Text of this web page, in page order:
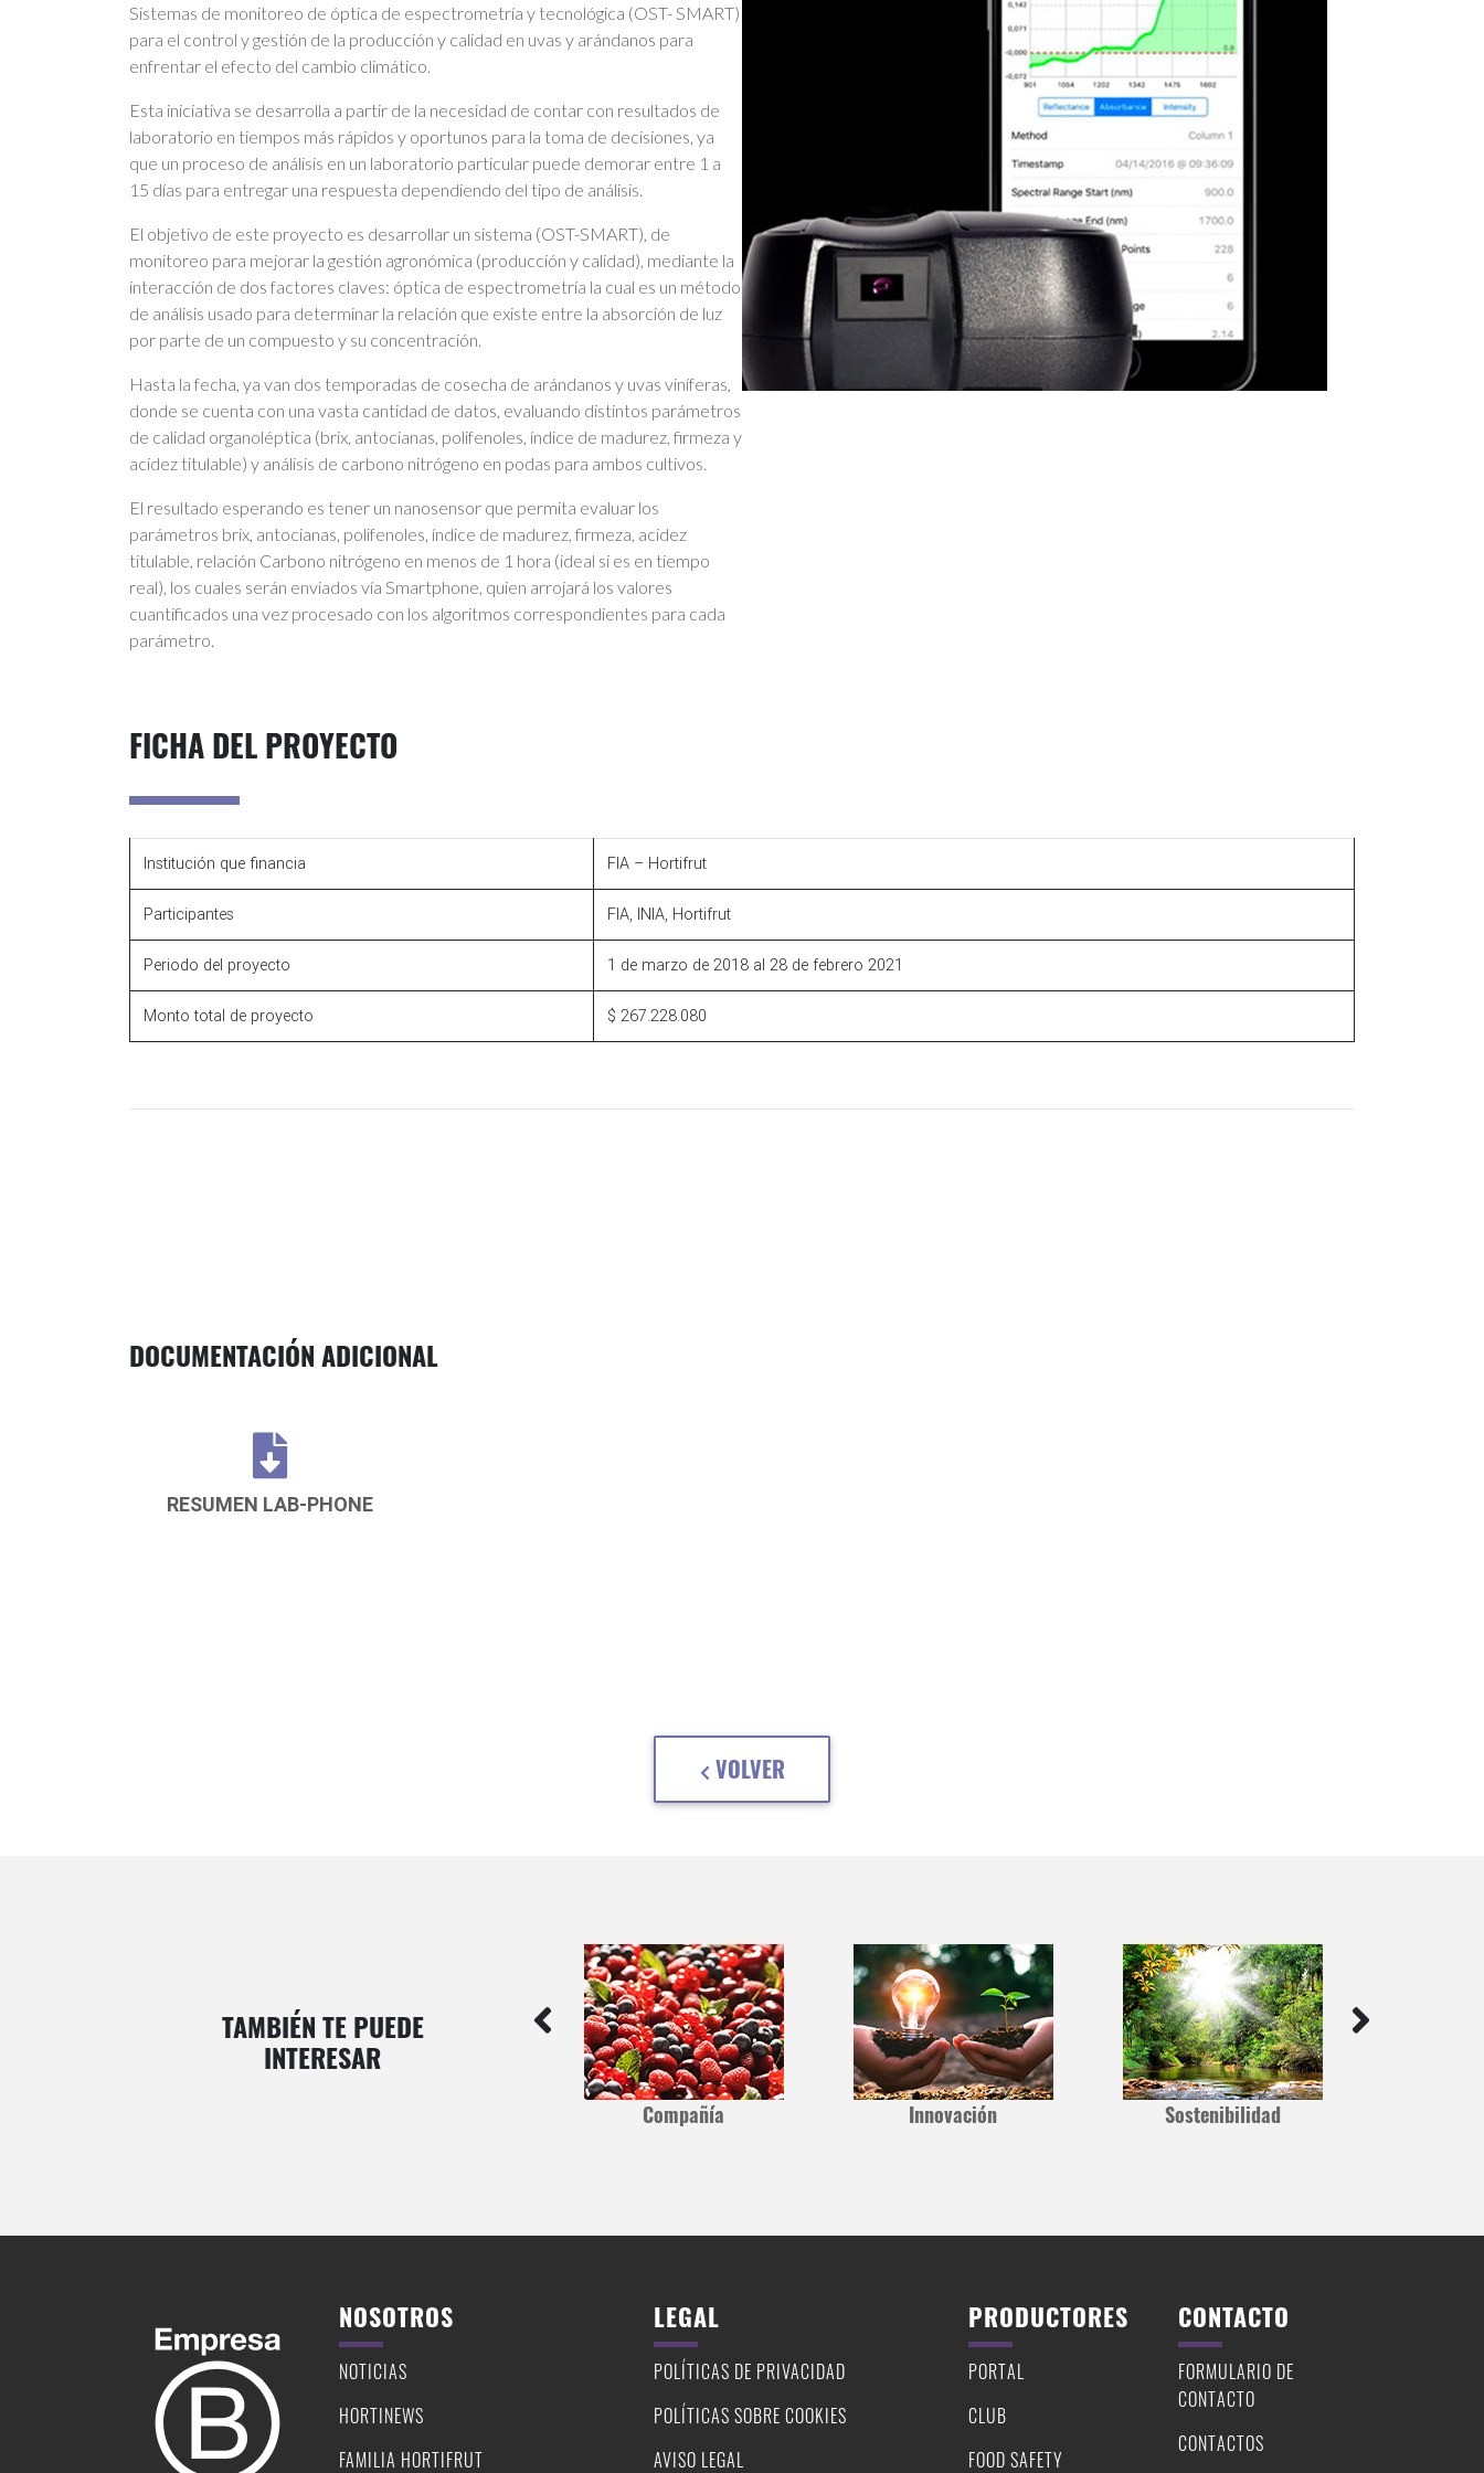
Sistemas de monitoreo de óptica de espectrometría y tecnológica (OST- SMART)
para el control y gestión de la producción y calidad en uvas y arándanos para
enfrentar el efecto del cambio climático.
Esta iniciativa se desarrolla a partir de la necesidad de contar con resultados de
laboratorio en tiempos más rápidos y oportunos para la toma de decisiones, ya
que un proceso de análisis en un laboratorio particular puede demorar entre 1 a
15 días para entregar una respuesta dependiendo del tipo de análisis.
El objetivo de este proyecto es desarrollar un sistema (OST-SMART), de
monitoreo para mejorar la gestión agronómica (producción y calidad), mediante la
interacción de dos factores claves: óptica de espectrometría la cual es un método
de análisis usado para determinar la relación que existe entre la absorción de luz
por parte de un compuesto y su concentración.
Hasta la fecha, ya van dos temporadas de cosecha de arándanos y uvas viníferas,
donde se cuenta con una vasta cantidad de datos, evaluando distintos parámetros
de calidad organoléptica (brix, antocianas, polifenoles, índice de madurez, firmeza y
acidez titulable) y análisis de carbono nitrógeno en podas para ambos cultivos.
El resultado esperando es tener un nanosensor que permita evaluar los
parámetros brix, antocianas, polifenoles, índice de madurez, firmeza, acidez
titulable, relación Carbono nitrógeno en menos de 1 hora (ideal si es en tiempo
real), los cuales serán enviados vía Smartphone, quien arrojará los valores
cuantificados una vez procesado con los algoritmos correspondientes para cada
parámetro.
FICHA DEL PROYECTO
Institución que financia FIA – Hortifrut
Participantes FIA, INIA, Hortifrut
Periodo del proyecto 1 de marzo de 2018 al 28 de febrero 2021
Monto total de proyecto $ 267.228.080
DOCUMENTACIÓN ADICIONAL
RESUMEN LAB-PHONE
VOLVER
TAMBIÉN TE PUEDE
INTERESAR
Compañía Innovación Sostenibilidad
NOSOTROS
NOTICIAS
HORTINEWS
FAMILIA HORTIFRUT
LEGAL
POLÍTICAS DE PRIVACIDAD
POLÍTICAS SOBRE COOKIES
AVISO LEGAL
PRODUCTORES
PORTAL
CLUB
FOOD SAFETY
CONTACTO
FORMULARIO DE
CONTACTO
CONTACTOS